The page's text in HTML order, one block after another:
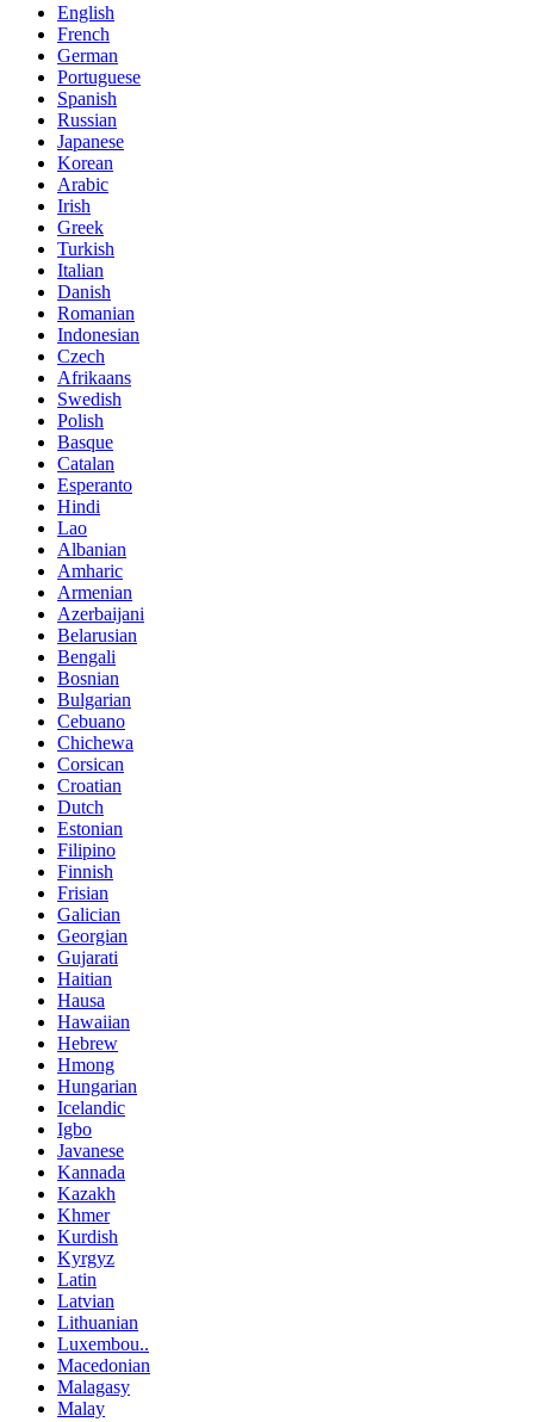
English
French
German
Portuguese
Spanish
Russian
Japanese
Korean
Arabic
Irish
Greek
Turkish
Italian
Danish
Romanian
Indonesian
Czech
Afrikaans
Swedish
Polish
Basque
Catalan
Esperanto
Hindi
Lao
Albanian
Amharic
Armenian
Azerbaijani
Belarusian
Bengali
Bosnian
Bulgarian
Cebuano
Chichewa
Corsican
Croatian
Dutch
Estonian
Filipino
Finnish
Frisian
Galician
Georgian
Gujarati
Haitian
Hausa
Hawaiian
Hebrew
Hmong
Hungarian
Icelandic
Igbo
Javanese
Kannada
Kazakh
Khmer
Kurdish
Kyrgyz
Latin
Latvian
Lithuanian
Luxembou..
Macedonian
Malagasy
Malay